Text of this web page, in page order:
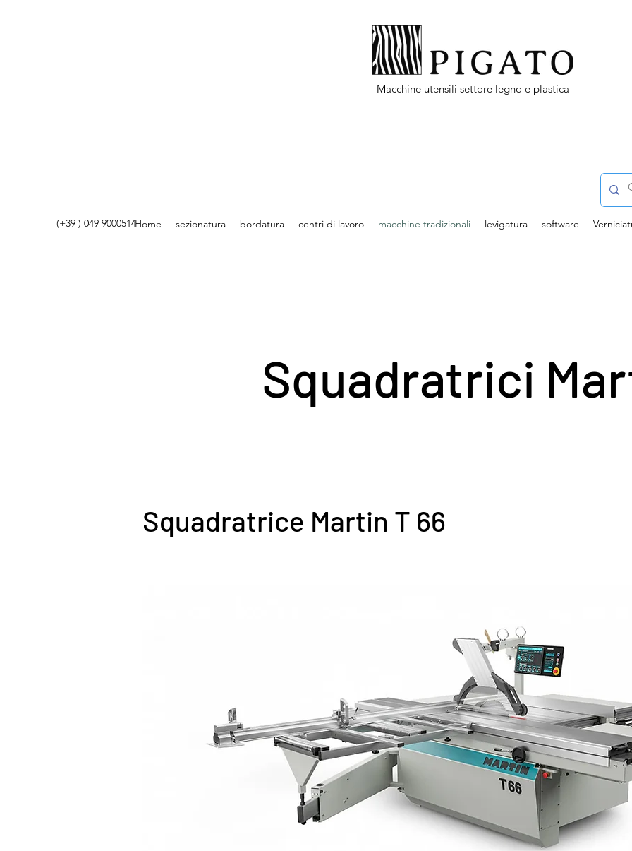
Macchine utensili settore legno e plastica
(+39 ) 049 9000514Home sezionatura bordatura centri di lavoro macchine tradizionali levigatura software
Squadratrici
Squadratrice Martin T 66